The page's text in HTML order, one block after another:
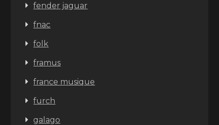
fender jaguar
fnac
folk
framus
france musique
furch
galago